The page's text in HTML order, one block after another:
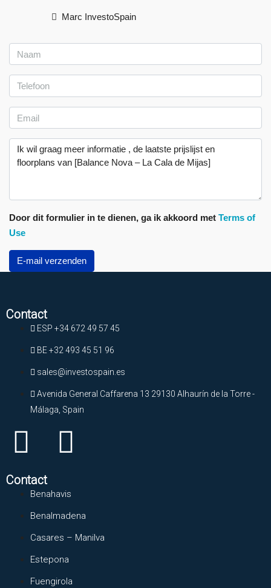
Marc InvestoSpain
Door dit formulier in te dienen, ga ik akkoord met Terms of
Use
E-mail verzenden
Contact
ESP +34 672 49 57 45
BE +32 493 45 51 96
sales@investospain.es
Avenida General Caffarena 13 29130 Alhaurín de la Torre -
Málaga, Spain
Contact
Benahavis
Benalmadena
Casares – Manilva
Estepona
Fuengirola